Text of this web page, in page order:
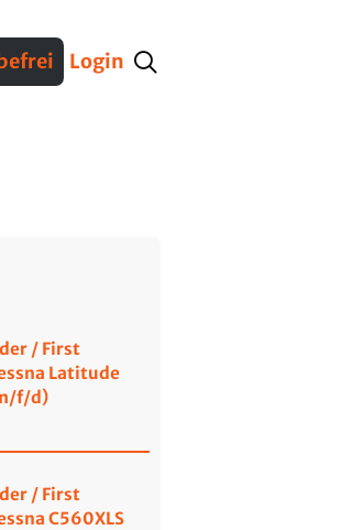
Interviews Fracht
Login
/ First
Latitude
f/d)
/ First
C560XLS